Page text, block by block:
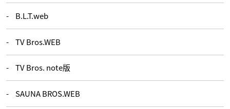
B.L.T.web
TV Bros.WEB
TV Bros. note版
SAUNA BROS.WEB